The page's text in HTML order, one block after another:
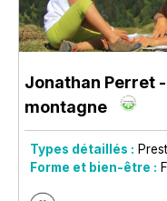
Jonathan Perret
montagne
Types détaillés :
Forme et bien-être :